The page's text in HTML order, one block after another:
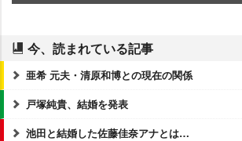
今、読まれている記事
亜希 元夫・清原和博との現在の関係
戸塚純貴、結婚を発表
池田と結婚した佐藤佳奈アナとは…